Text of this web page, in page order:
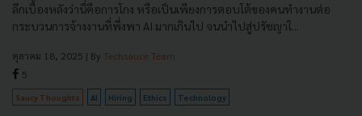
ลึกเบื้องหลังว่านี่คือการโกง หรือเป็นเพียงการตอบโต้ของคนทำงานต่อ
กระบวนการจ้างงานที่พึ่งพา AI มากเกินไป จนนำไปสู่ปรัชญาใ...
ตุลาคม 18, 2025 | By Techsauce Team
5
Saucy Thoughts AI Hiring Ethics Technology